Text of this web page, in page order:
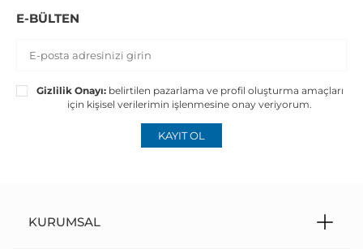
E-BÜLTEN
Gizlilik Onayı:belirtilen pazarlama ve profil oluşturma amaçları
için kişisel verilerimin işlenmesine onay veriyorum.
KAYIT OL
KURUMSAL